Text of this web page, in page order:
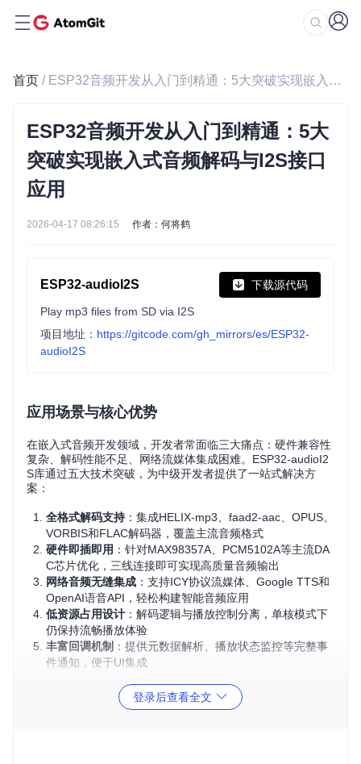
首页 / ESP32音频开发从入门到精通：5大突破实现嵌入式音频解码与I2S接口应用
ESP32音频开发从入门到精通：5大
突破实现嵌入式音频解码与I2S接口
应用
2026-04-17 08:26:15 作者：何将鹤
ESP32-audioI2S 下载源代码
Play mp3 files from SD via I2S
项目地址： https://gitcode.com/gh_mirrors/es/ESP32-
audioI2S
应用场景与核心优势
在嵌入式音频开发领域，开发者常面临三大痛点：硬件兼容性
复杂、解码性能不足、网络流媒体集成困难。ESP32-audioI2
S库通过五大技术突破，为中级开发者提供了一站式解决方
案：
全格式解码支持 ：集成HELIX-mp3、faad2-aac、OPUS、
VORBIS和FLAC解码器，覆盖主流音频格式
硬件即插即用 ：针对MAX98357A、PCM5102A等主流DA
C芯片优化，三线连接即可实现高质量音频输出
网络音频无缝集成 ：支持ICY协议流媒体、Google TTS和
OpenAI语音API，轻松构建智能音频应用
低资源占用设计 ：解码逻辑与播放控制分离，单核模式下
仍保持流畅播放体验
丰富回调机制 ：提供元数据解析、播放状态监控等完整事
件通知，便于UI集成
登录后查看全文